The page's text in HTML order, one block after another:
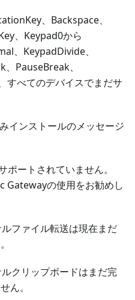
、Backspace、
、Keypad0から
、KeypadDivide、
PauseBreak、
すべてのデバイスでまだサ
インストールのメッセージ
ポートされていません。
Gatewayの使用をお勧めし
ファイル転送は現在まだ
クリップボードはまだ完
ん。